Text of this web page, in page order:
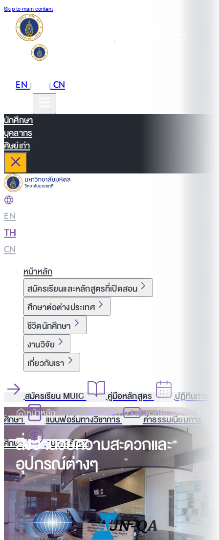
Skip to main content
EN| |CN
นักศึกษา
บุคลากร
ศิษย์เก่า
EN
TH
CN
หน้าหลัก
สมัครเรียนและหลักสูตรที่เปิดสอน
ศึกษาต่อต่างประเทศ
ชีวิตนักศึกษา
งานวิจัย
เกี่ยวกับเรา
สมัครเรียน MUIC คู่มือหลักสูตร
ปฏิทินการ
ศึกษา
แบบฟอร์มทางวิชาการ
ค่าธรรมเนียมการ
ศึกษา
ทุนการศึกษา
หน้าหลัก สิ่งอำนวยความสะดวกและอุปกรณ์
สิ่งอำนวยความสะดวกและ
อุปกรณ์ต่างๆ